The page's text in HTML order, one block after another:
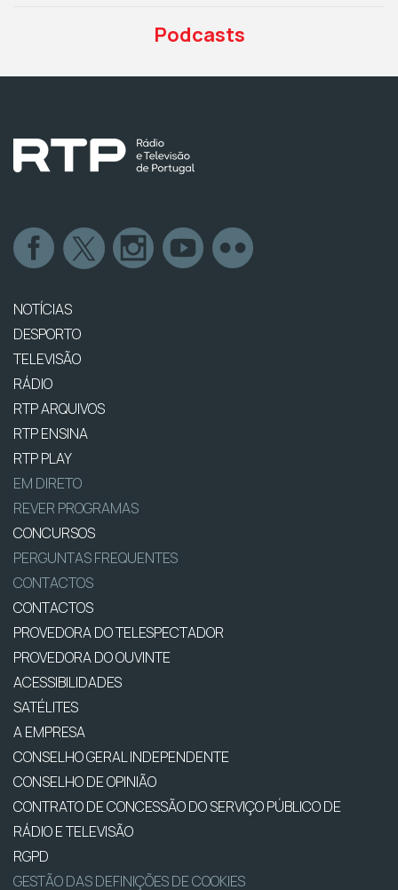
Podcasts
NOTÍCIAS
DESPORTO
TELEVISÃO
RÁDIO
RTP ARQUIVOS
RTP ENSINA
RTP PLAY
EM DIRETO
REVER PROGRAMAS
CONCURSOS
PERGUNTAS FREQUENTES
CONTACTOS
CONTACTOS
PROVEDORA DO TELESPECTADOR
PROVEDORA DO OUVINTE
ACESSIBILIDADES
SATÉLITES
A EMPRESA
CONSELHO GERAL INDEPENDENTE
CONSELHO DE OPINIÃO
CONTRATO DE CONCESSÃO DO SERVIÇO PÚBLICO DE
RÁDIO E TELEVISÃO
RGPD
GESTÃO DAS DEFINIÇÕES DE COOKIES